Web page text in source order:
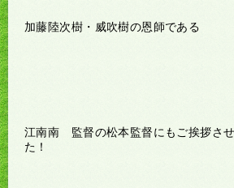
加藤陸次樹・威吹樹の恩師である
江南南 監督の松本監督にもご挨拶さ
た！